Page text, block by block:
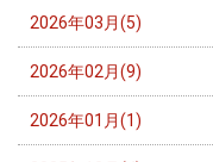
2026年03月(5)
2026年02月(9)
2026年01月(1)